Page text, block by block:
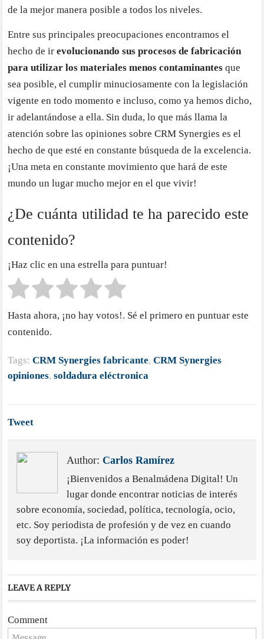
de la mejor manera posible a todos los niveles.
Entre sus principales preocupaciones encontramos el
hecho de irevolucionando sus procesos de fabricación
para utilizar los materiales menos contaminantes que
sea posible, el cumplir minuciosamente con la legislación
vigente en todo momento e incluso, como ya hemos dicho,
ir adelantándose a ella. Sin duda, lo que más llama la
atención sobre las opiniones sobre CRM Synergies es el
hecho de que esté en constante búsqueda de la excelencia.
¡Una meta en constante movimiento que hará de este
mundo un lugar mucho mejor en el que vivir!
¿De cuánta utilidad te ha parecido este
contenido?
¡Haz clic en una estrella para puntuar!
Hasta ahora, ¡no hay votos!. Sé el primero en puntuar este
contenido.
Tags:CRM Synergies fabricante,CRM Synergies
opiniones,soldadura eléctronica
Tweet
Author: Carlos Ramírez
¡Bienvenidos a Benalmádena Digital! Un
lugar donde encontrar noticias de interés
sobre economía, sociedad, política, tecnología, ocio,
etc. Soy periodista de profesión y de vez en cuando
soy deportista. ¡La información es poder!
LEAVE A REPLY
Comment